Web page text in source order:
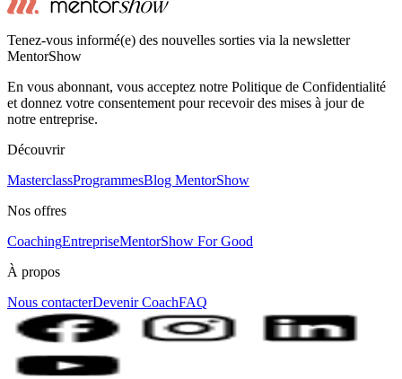
Tenez-vous informé(e) des nouvelles sorties via la newsletter
MentorShow
En vous abonnant, vous acceptez notre Politique de Confidentialité
et donnez votre consentement pour recevoir des mises à jour de
notre entreprise.
Découvrir
MasterclassProgrammesBlog MentorShow
Nos offres
CoachingEntrepriseMentorShow For Good
À propos
Nous contacterDevenir CoachFAQ